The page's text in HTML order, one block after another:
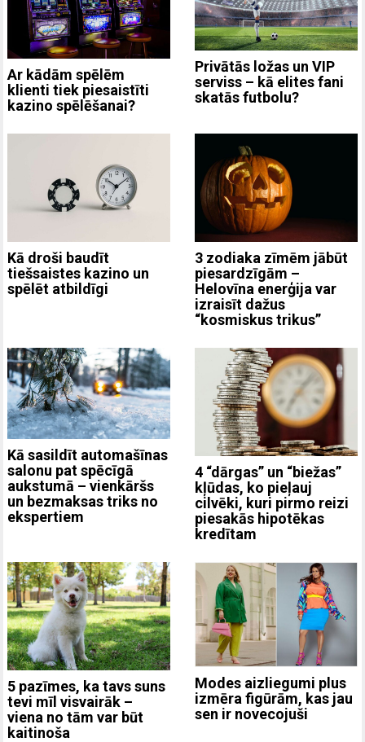
Ar kādām spēlēm
klienti tiek piesaistīti
kazino spēlēšanai?
Privātās ložas un VIP
serviss – kā elites fani
skatās futbolu?
Kā droši baudīt
tiešsaistes kazino un
spēlēt atbildīgi
3 zodiaka zīmēm jābūt
piesardzīgām –
Helovīna enerģija var
izraisīt dažus
“kosmiskus trikus”
Kā sasildīt automašīnas
salonu pat spēcīgā
aukstumā – vienkāršs
un bezmaksas triks no
ekspertiem
4 “dārgas” un “biežas”
kļūdas, ko pieļauj
cilvēki, kuri pirmo reizi
piesakās hipotēkas
kredītam
5 pazīmes, ka tavs suns
tevi mīl visvairāk –
viena no tām var būt
kaitinoša
Modes aizliegumi plus
izmēra figūrām, kas jau
sen ir novecojuši